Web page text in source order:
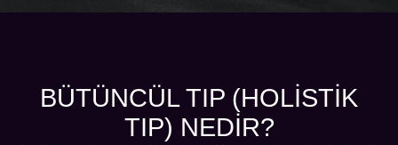
BÜTÜNCÜL TIP (HOLISTIK
TIP) NEDİR?